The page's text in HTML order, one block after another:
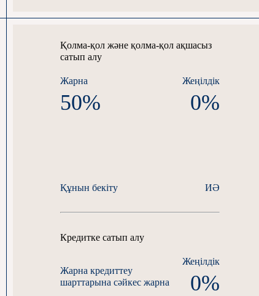
Қолма-қол және қолма-қол ақшасыз
сатып алу
Жарна
50%
Жеңілдік
0%
Құнын бекіту ИӘ
Кредитке сатып алу
Жарна кредиттеу
шарттарына сәйкес жарна
Жеңілдік
0%